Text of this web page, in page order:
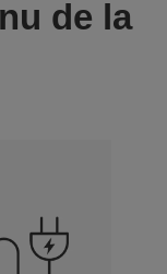
de la